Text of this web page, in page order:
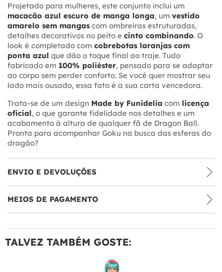
Projetado para mulheres, este conjunto inclui um
macacão azul escuro de manga longa, um vestido
amarelo sem mangas com ombreiras estruturadas,
detalhes decorativos no peito e cinto combinando. O
look é completado com cobrebotas laranjas com
ponta azul que dão o toque final ao traje. Tudo
fabricado em 100% poliéster, pensado para se adaptar
ao corpo sem perder conforto. Se você quer mostrar seu
lado mais ousado, essa fato é a sua carta vencedora.
Trata-se de um design Made by Funidelia com licença
oficial, o que garante fidelidade nos detalhes e um
acabamento à altura de qualquer fã de Dragon Ball.
Pronta para acompanhar Goku na busca das esferas do
dragão?
ENVIO E DEVOLUÇÕES
MEIOS DE PAGAMENTO
TALVEZ TAMBÉM GOSTE: